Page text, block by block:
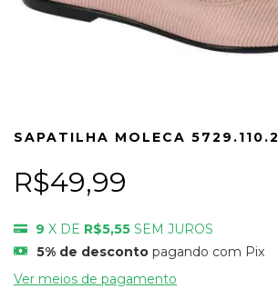
SAPATILHA MOLECA
R$49,99
9 X DE R$5,55 SEM JUROS
5% de desconto pagando com Pix
Ver meios de pagamento